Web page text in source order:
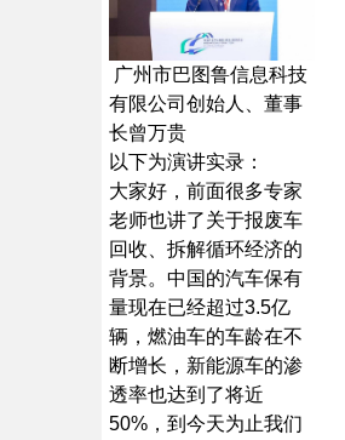
广州市巴图鲁信息科技
有限公司创始人、董事
长曾万贵
以下为演讲实录：
大家好，前面很多专家
老师也讲了关于报废车
回收、拆解循环经济的
背景。中国的汽车保有
量现在已经超过3.5亿
辆，燃油车的车龄在不
断增长，新能源车的渗
透率也达到了将近
50%，到今天为止我们